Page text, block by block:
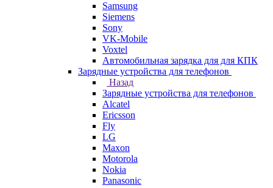
Samsung
Siemens
Sony
VK-Mobile
Voxtel
Автомобильная зарядка для для КПК
Зарядные устройства для телефонов
Назад
Зарядные устройства для телефонов
Alcatel
Ericsson
Fly
LG
Maxon
Motorola
Nokia
Panasonic